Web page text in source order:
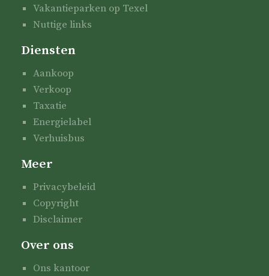
Vakantieparken op Texel
Nuttige links
Diensten
Aankoop
Verkoop
Taxatie
Energielabel
Verhuisbus
Meer
Privacybeleid
Copyright
Disclaimer
Over ons
Ons kantoor